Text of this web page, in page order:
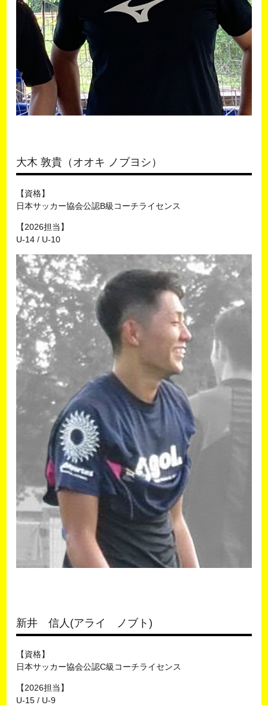
大木 敦貴（オオキ ノブヨシ）
【資格】
日本サッカー協会公認B級コーチライセンス
【2026担当】
U-14 / U-10
新井 信人(アライ ノブト)
【資格】
日本サッカー協会公認C級コーチライセンス
【2026担当】
U-15 / U-9